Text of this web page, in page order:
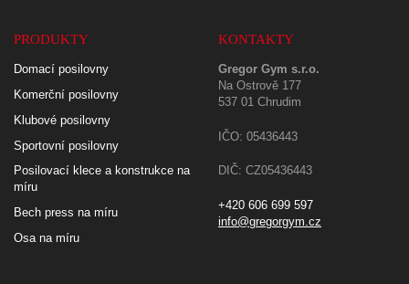
PRODUKTY
Domací posilovny
Komerční posilovny
Klubové posilovny
Sportovní posilovny
Posilovací klece a konstrukce na
míru
Bech press na míru
Osa na míru
KONTAKTY
Gregor Gym s.r.o.
Na Ostrově 177
537 01 Chrudim
IČO: 05436443
DIČ: CZ05436443
+420 606 699 597
info@gregorgym.cz